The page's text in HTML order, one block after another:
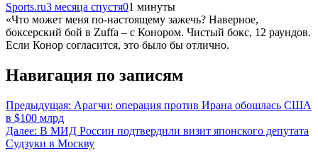
Sports.ru3 месяца спустя01 минуты
«Что может меня по-настоящему зажечь? Наверное,
боксерский бой в Zuffa – с Конором. Чистый бокс, 12 раундов.
Если Конор согласится, это было бы отлично.
Навигация по записям
Предыдущая: Арагчи: операция против Ирана обошлась США
в $100 млрд
Далее: В МИД России подтвердили визит японского депутата
Судзуки в Москву